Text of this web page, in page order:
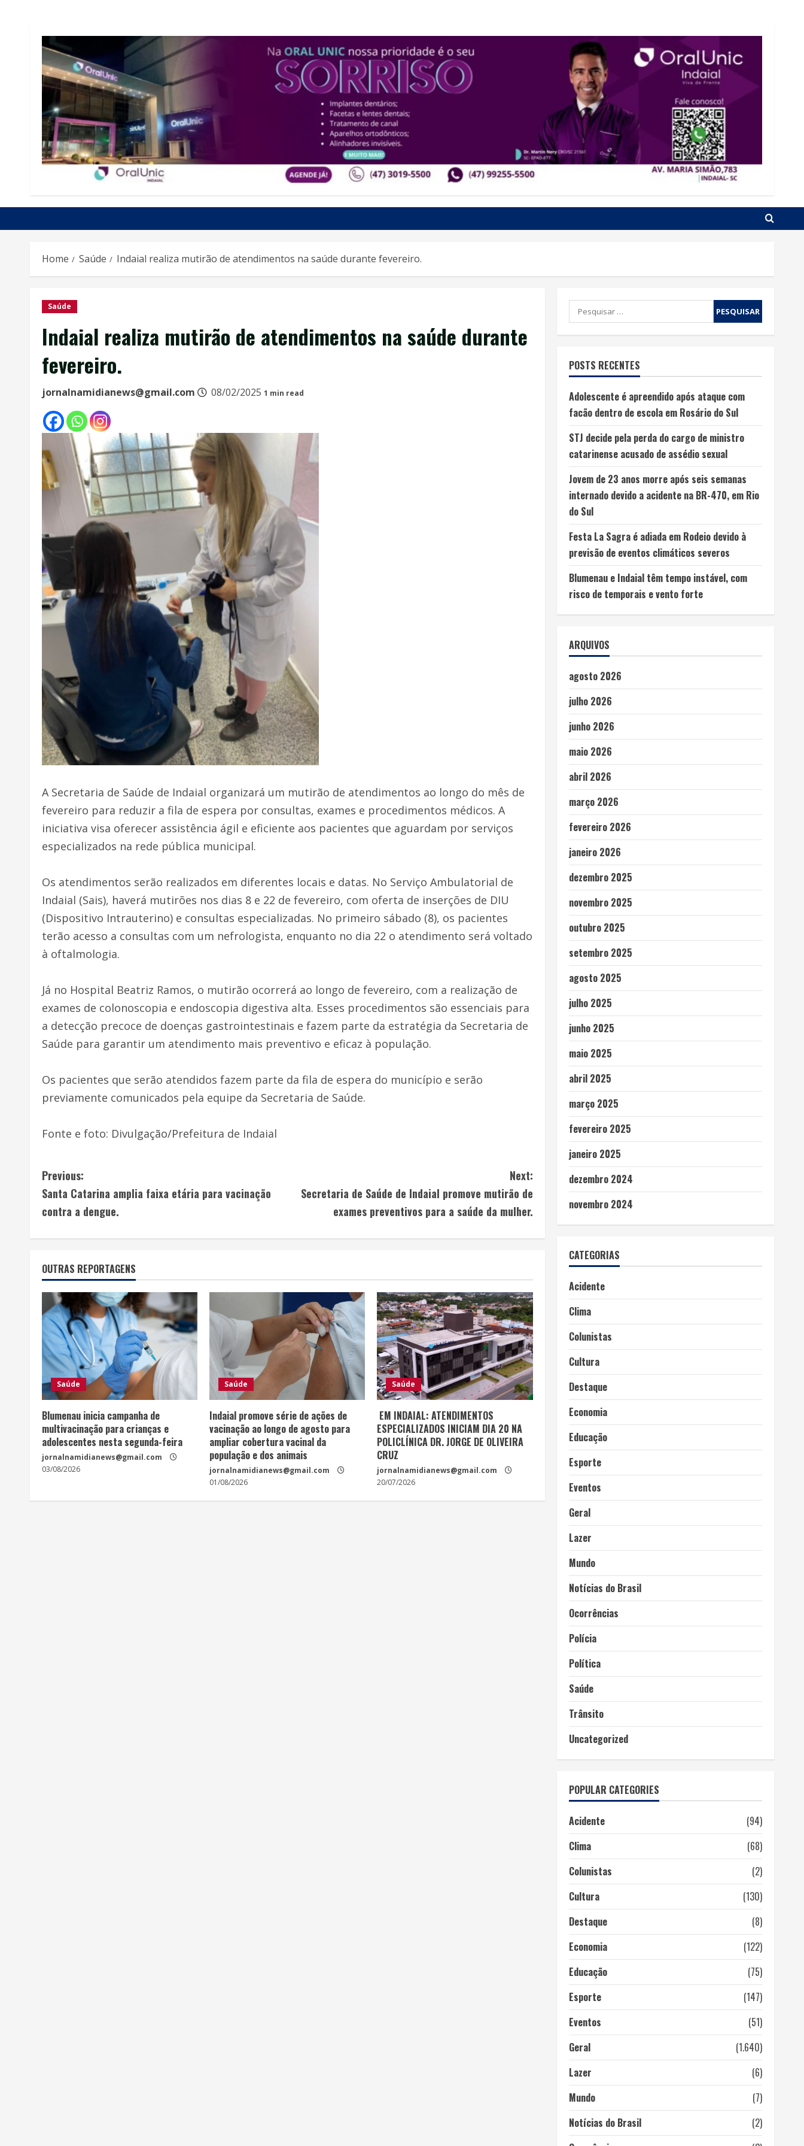
Home Saúde Indaial realiza mutirão de atendimentos na saúde durante fevereiro.
Saúde
Indaial realiza mutirão de atendimentos na saúde durante
fevereiro.
jornalnamidianews@gmail.com 08/02/2025 1 min read
A Secretaria de Saúde de Indaial organizará um mutirão de atendimentos ao longo do mês de
fevereiro para reduzir a fila de espera por consultas, exames e procedimentos médicos. A
iniciativa visa oferecer assistência ágil e eficiente aos pacientes que aguardam por serviços
especializados na rede pública municipal.
Os atendimentos serão realizados em diferentes locais e datas. No Serviço Ambulatorial de
Indaial (Sais), haverá mutirões nos dias 8 e 22 de fevereiro, com oferta de inserções de DIU
(Dispositivo Intrauterino) e consultas especializadas. No primeiro sábado (8), os pacientes
terão acesso a consultas com um nefrologista, enquanto no dia 22 o atendimento será voltado
à oftalmologia.
Já no Hospital Beatriz Ramos, o mutirão ocorrerá ao longo de fevereiro, com a realização de
exames de colonoscopia e endoscopia digestiva alta. Esses procedimentos são essenciais para
a detecção precoce de doenças gastrointestinais e fazem parte da estratégia da Secretaria de
Saúde para garantir um atendimento mais preventivo e eficaz à população.
Os pacientes que serão atendidos fazem parte da fila de espera do município e serão
previamente comunicados pela equipe da Secretaria de Saúde.
Fonte e foto: Divulgação/Prefeitura de Indaial
Previous:
Santa Catarina amplia faixa etária para vacinação
contra a dengue.
Next:
Secretaria de Saúde de Indaial promove mutirão de
exames preventivos para a saúde da mulher.
OUTRAS REPORTAGENS
Saúde
Blumenau inicia campanha de
multivacinação para crianças e
adolescentes nesta segunda-feira
jornalnamidianews@gmail.com
03/08/2026
Saúde
Indaial promove série de ações de
vacinação ao longo de agosto para
ampliar cobertura vacinal da
população e dos animais
jornalnamidianews@gmail.com
01/08/2026
Saúde
EM INDAIAL: ATENDIMENTOS
ESPECIALIZADOS INICIAM DIA 20 NA
POLICLÍNICA DR. JORGE DE OLIVEIRA
CRUZ
jornalnamidianews@gmail.com
20/07/2026
POSTS RECENTES
Adolescente é apreendido após ataque com
facão dentro de escola em Rosário do Sul
STJ decide pela perda do cargo de ministro
catarinense acusado de assédio sexual
Jovem de 23 anos morre após seis semanas
internado devido a acidente na BR-470, em Rio
do Sul
Festa La Sagra é adiada em Rodeio devido à
previsão de eventos climáticos severos
Blumenau e Indaial têm tempo instável, com
risco de temporais e vento forte
ARQUIVOS
agosto 2026
julho 2026
junho 2026
maio 2026
abril 2026
março 2026
fevereiro 2026
janeiro 2026
dezembro 2025
novembro 2025
outubro 2025
setembro 2025
agosto 2025
julho 2025
junho 2025
maio 2025
abril 2025
março 2025
fevereiro 2025
janeiro 2025
dezembro 2024
novembro 2024
CATEGORIAS
Acidente
Clima
Colunistas
Cultura
Destaque
Economia
Educação
Esporte
Eventos
Geral
Lazer
Mundo
Notícias do Brasil
Ocorrências
Polícia
Política
Saúde
Trânsito
Uncategorized
POPULAR CATEGORIES
Acidente
(94)
Clima
(68)
Colunistas
(2)
Cultura
(130)
Destaque
(8)
Economia
(122)
Educação
(75)
Esporte
(147)
Eventos
(51)
Geral
(1.640)
Lazer
(6)
Mundo
(7)
Notícias do Brasil
(2)